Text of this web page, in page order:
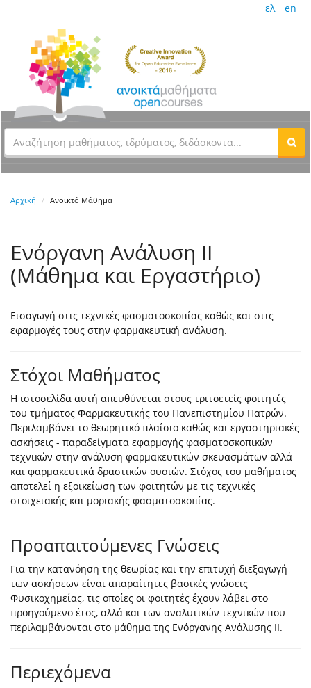
ελ en
Αρχική Ανοικτό Μάθημα
Ενόργανη Ανάλυση ΙΙ
(Μάθημα και Εργαστήριο)
Εισαγωγή στις τεχνικές φασματοσκοπίας καθώς και στις
εφαρμογές τους στην φαρμακευτική ανάλυση.
Στόχοι Μαθήματος
Η ιστοσελίδα αυτή απευθύνεται στους τριτοετείς φοιτητές
του τμήματος Φαρμακευτικής του Πανεπιστημίου Πατρών.
Περιλαμβάνει το θεωρητικό πλαίσιο καθώς και εργαστηριακές
ασκήσεις - παραδείγματα εφαρμογής φασματοσκοπικών
τεχνικών στην ανάλυση φαρμακευτικών σκευασμάτων αλλά
και φαρμακευτικά δραστικών ουσιών. Στόχος του μαθήματος
αποτελεί η εξοικείωση των φοιτητών με τις τεχνικές
στοιχειακής και μοριακής φασματοσκοπίας.
Προαπαιτούμενες Γνώσεις
Για την κατανόηση της θεωρίας και την επιτυχή διεξαγωγή
των ασκήσεων είναι απαραίτητες βασικές γνώσεις
Φυσικοχημείας, τις οποίες οι φοιτητές έχουν λάβει στο
προηγούμενο έτος, αλλά και των αναλυτικών τεχνικών που
περιλαμβάνονται στο μάθημα της Ενόργανης Ανάλυσης ΙΙ.
Περιεχόμενα